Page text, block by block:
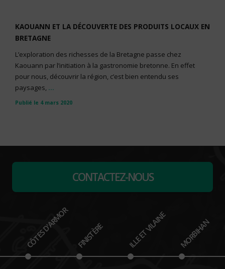
KAOUANN ET LA DÉCOUVERTE DES PRODUITS LOCAUX EN
BRETAGNE
L’exploration des richesses de la Bretagne passe chez
Kaouann par l’initiation à la gastronomie bretonne. En effet
pour nous, découvrir la région, c’est bien entendu ses
paysages, ...
Publié le 4 mars 2020
CONTACTEZ-NOUS
CÔTES D'ARMOR FINISTÈRE ILLE ET VILAINE MORBIHAN